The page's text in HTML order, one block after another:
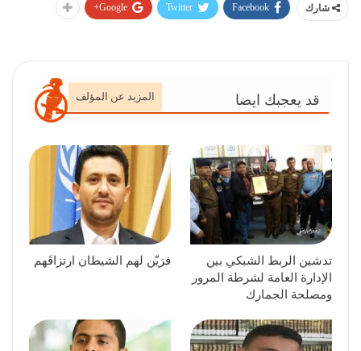
شارك Facebook
Twitter
Google+
قد يعجبك ايضا المزيد عن المؤلف
تدشين الربط الشبكي بين
الإدارة العامة لشرطة المرور
ومصلحة الجمارك
فزيّن لهم الشيطان ارتزاقَهم